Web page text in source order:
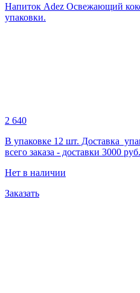
Напиток Adez Освежающий
упаковки.
2 640
В упаковке 12 шт. Доставка
всего заказа - доставки 3000 руб.
Нет в наличии
Заказать